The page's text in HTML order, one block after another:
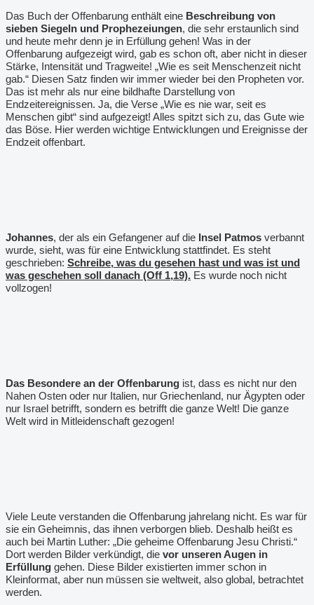
Das Buch der Offenbarung enthält eine Beschreibung von
sieben Siegeln und Prophezeiungen, die sehr erstaunlich sind
und heute mehr denn je in Erfüllung gehen! Was in der
Offenbarung aufgezeigt wird, gab es schon oft, aber nicht in dieser
Stärke, Intensität und Tragweite! „Wie es seit Menschenzeit nicht
gab.“ Diesen Satz finden wir immer wieder bei den Propheten vor.
Das ist mehr als nur eine bildhafte Darstellung von
Endzeitereignissen. Ja, die Verse „Wie es nie war, seit es
Menschen gibt“ sind aufgezeigt! Alles spitzt sich zu, das Gute wie
das Böse. Hier werden wichtige Entwicklungen und Ereignisse der
Endzeit offenbart.
Johannes, der als ein Gefangener auf die Insel Patmos verbannt
wurde, sieht, was für eine Entwicklung stattfindet. Es steht
geschrieben: Schreibe, was du gesehen hast und was ist und
was geschehen soll danach (Off 1,19). Es wurde noch nicht
vollzogen!
Das Besondere an der Offenbarung ist, dass es nicht nur den
Nahen Osten oder nur Italien, nur Griechenland, nur Ägypten oder
nur Israel betrifft, sondern es betrifft die ganze Welt! Die ganze
Welt wird in Mitleidenschaft gezogen!
Viele Leute verstanden die Offenbarung jahrelang nicht. Es war für
sie ein Geheimnis, das ihnen verborgen blieb. Deshalb heißt es
auch bei Martin Luther: „Die geheime Offenbarung Jesu Christi.“
Dort werden Bilder verkündigt, die vor unseren Augen in
Erfüllung gehen. Diese Bilder existierten immer schon in
Kleinformat, aber nun müssen sie weltweit, also global, betrachtet
werden.